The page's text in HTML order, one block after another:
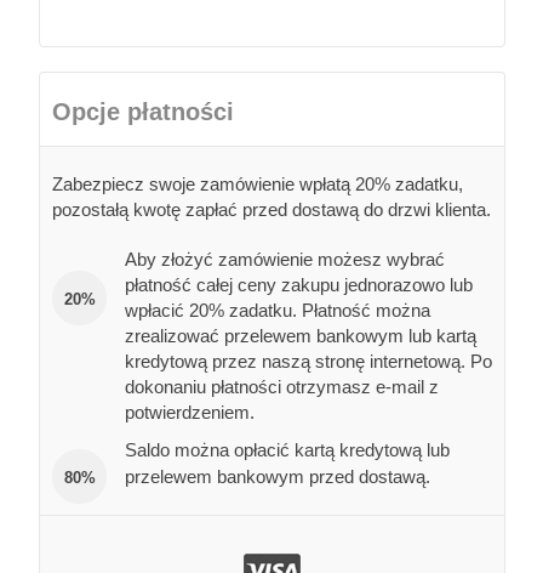
Opcje płatności
Zabezpiecz swoje zamówienie wpłatą 20% zadatku,
pozostałą kwotę zapłać przed dostawą do drzwi klienta.
20%
Aby złożyć zamówienie możesz wybrać
płatność całej ceny zakupu jednorazowo lub
wpłacić 20% zadatku. Płatność można
zrealizować przelewem bankowym lub kartą
kredytową przez naszą stronę internetową. Po
dokonaniu płatności otrzymasz e-mail z
potwierdzeniem.
80%
Saldo można opłacić kartą kredytową lub
przelewem bankowym przed dostawą.